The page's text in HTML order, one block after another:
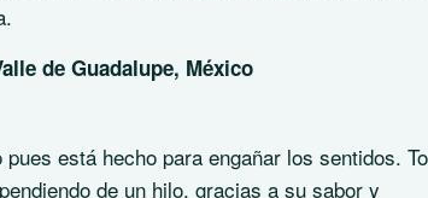
de Guadalupe, México
está hecho para engañar los sentidos.
de un hilo, gracias a su sabor y